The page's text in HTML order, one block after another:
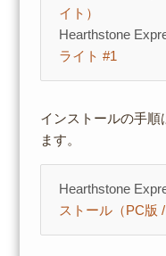
イト）
Hearthstone
ライト #1
インストールの手順
ます。
Hearthstone
ストール（PC版 /